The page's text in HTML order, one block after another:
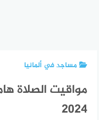
مساجد في ألمانيا
مواقيت الصلاة
2024